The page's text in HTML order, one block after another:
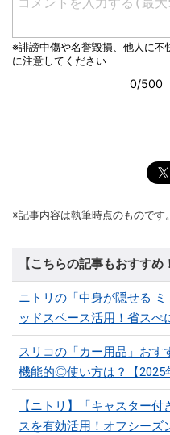
※記事内容は執筆時点のものです
【こちらの記事もおすすめ
ニトリの「中身が隠せる
ッドスペース活用！省ス
スリコの「カー用品」おす
機能的◎使い方は？【2025
【ニトリ】「キャスター
スを有効活用！オフシー